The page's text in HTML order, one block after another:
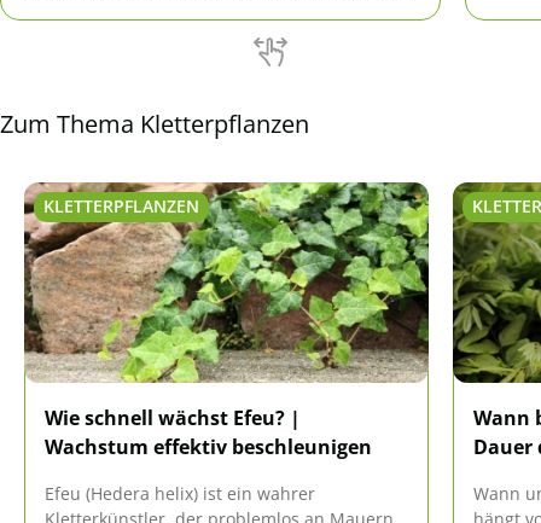
Zum Thema Kletterpflanzen
KLETTERPFLANZEN
Wie schnell wächst Efeu? |
Wachstum effektiv beschleunigen
Efeu (Hedera helix) ist ein wahrer
Wann
Dauer
Wann